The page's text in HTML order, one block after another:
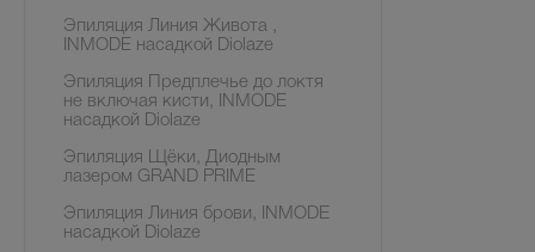
Эпиляция Линия Живота ,
INMODE насадкой Diolaze
Эпиляция Предплечье до локтя
не включая кисти, INMODE
насадкой Diolaze
Эпиляция Щёки, Диодным
лазером GRAND PRIME
Эпиляция Линия брови, INMODE
насадкой Diolaze